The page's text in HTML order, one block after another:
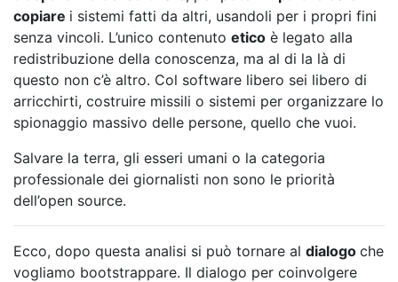
copiare i sistemi fatti da altri, usandoli per i propri fini
senza vincoli. L’unico contenuto etico è legato alla
redistribuzione della conoscenza, ma al di la là di
questo non c’è altro. Col software libero sei libero di
arricchirti, costruire missili o sistemi per organizzare lo
spionaggio massivo delle persone, quello che vuoi.
Salvare la terra, gli esseri umani o la categoria
professionale dei giornalisti non sono le priorità
dell’open source.
Ecco, dopo questa analisi si può tornare al dialogo che
vogliamo bootstrappare. Il dialogo per coinvolgere